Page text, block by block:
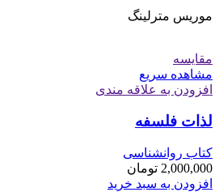
موریس مترلینگ
مقایسه
مشاهده سریع
افزودن به علاقه مندی
لذات فلسفه
کتاب روانشناسی
2,000,000 تومان
افزودن به سبد خرید